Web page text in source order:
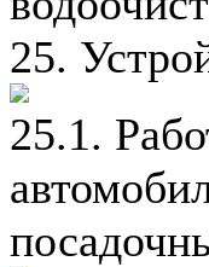
25.
25.1.